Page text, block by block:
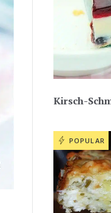
Kirsch-
POPULAR